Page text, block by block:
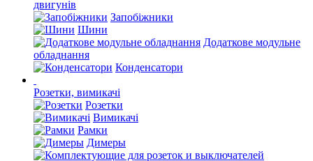
двигунів
Запобіжники
Шини
Додаткове модульне
обладнання
Конденсатори
Розетки, вимикачі
Розетки
Вимикачі
Рамки
Димеры